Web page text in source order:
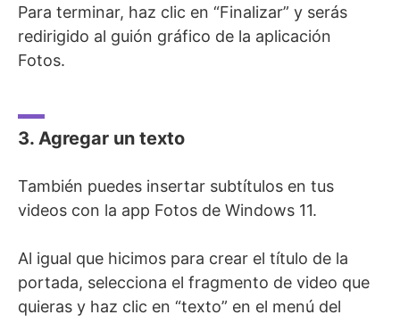
Para terminar, haz clic en “Finalizar” y serás
redirigido al guión gráfico de la aplicación
Fotos.
3. Agregar un texto
También puedes insertar subtítulos en tus
videos con la app Fotos de Windows 11.
Al igual que hicimos para crear el título de la
portada, selecciona el fragmento de video que
quieras y haz clic en “texto” en el menú del